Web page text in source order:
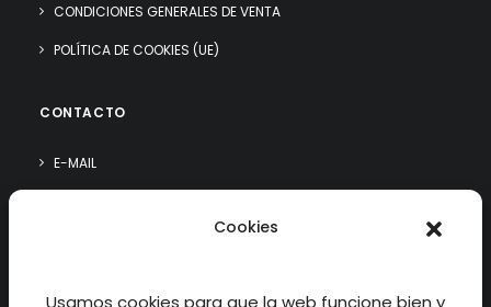
Cookies
Usamos cookies para que la web funcione bien y
CONDICIONES GENERALES DE VENTA
POLÍTICA DE COOKIES (UE)
CONTACTO
E-MAIL